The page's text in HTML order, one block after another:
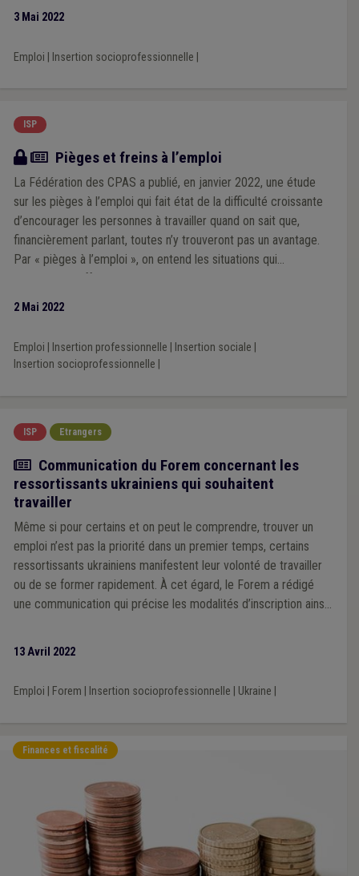
3 Mai 2022
Emploi Insertion socioprofessionnelle
ISP
Article
Pièges et freins à l’emploi
La Fédération des CPAS a publié, en janvier 2022, une étude
sur les pièges à l’emploi qui fait état de la difficulté croissante
d’encourager les personnes à travailler quand on sait que,
financièrement parlant, toutes n’y trouveront pas un avantage.
Par « pièges à l’emploi », on entend les situations qui
empêchent l’offre et la demande de se rencontrer sur le
2 Mai 2022
Emploi Insertion professionnelle Insertion sociale
Insertion socioprofessionnelle
ISP Etrangers
Actualité
Communication du Forem concernant les
ressortissants ukrainiens qui souhaitent
travailler
Même si pour certains et on peut le comprendre, trouver un
emploi n’est pas la priorité dans un premier temps, certains
ressortissants ukrainiens manifestent leur volonté de travailler
ou de se former rapidement. À cet égard, le Forem a rédigé
une communication qui précise les modalités d’inscription ainsi
13 Avril 2022
Emploi Forem Insertion socioprofessionnelle Ukraine
Finances et fiscalité